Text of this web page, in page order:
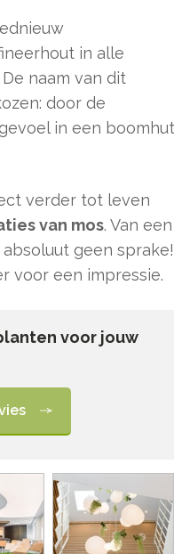
in alle
naam van dit
door de
in een boomhut
verder tot leven
van mos. Van een
geen sprake!
voor een impressie.
voor jouw